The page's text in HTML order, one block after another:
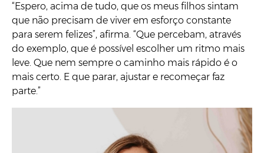
“Espero, acima de tudo, que os meus filhos sintam
que não precisam de viver em esforço constante
para serem felizes”, afirma. “Que percebam, através
do exemplo, que é possível escolher um ritmo mais
leve. Que nem sempre o caminho mais rápido é o
mais certo. E que parar, ajustar e recomeçar faz
parte.”